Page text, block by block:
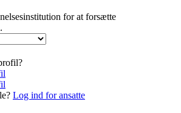
for at forsætte
Log ind for ansatte